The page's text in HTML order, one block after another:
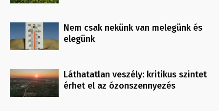
Nem csak nekünk van melegünk és
elegünk
Láthatatlan veszély: kritikus szintet
érhet el az ózonszennyezés